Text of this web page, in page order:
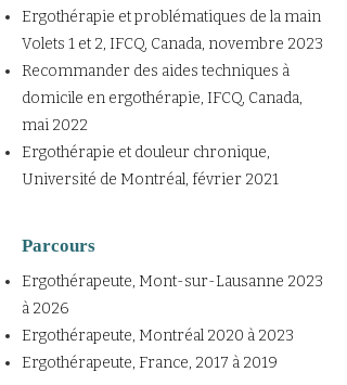
Ergothérapie et problématiques de la main
Volets 1 et 2, IFCQ, Canada, novembre 2023
Recommander des aides techniques à
domicile en ergothérapie, IFCQ, Canada,
mai 2022
Ergothérapie et douleur chronique,
Université de Montréal, février 2021
Parcours
Ergothérapeute, Mont-sur-Lausanne 2023
à 2026
Ergothérapeute, Montréal 2020 à 2023
Ergothérapeute, France, 2017 à 2019